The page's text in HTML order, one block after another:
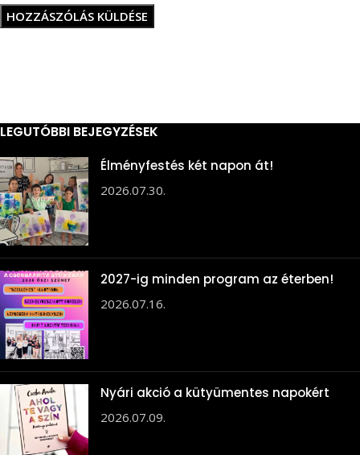
LEGUTÓBBI BEJEGYZÉSEK
Élményfestés két napon át!
2026.07.30.
2027-ig minden program az éterben!
2026.07.16.
Nyári akció a kütyümentes napokért
2026.07.09.